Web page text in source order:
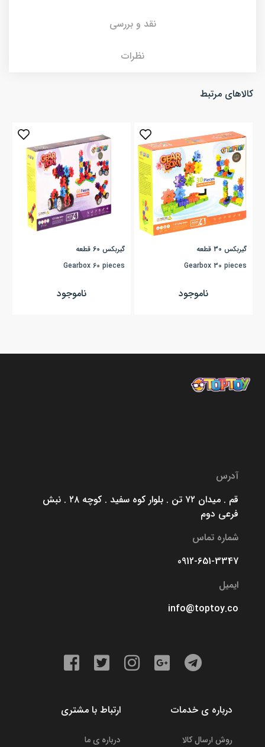
نقد و بررسی
نظرات
کالاهای مرتبط
گیربکس 30 قطعه
Gearbox 30 pieces
ناموجود
گیربکس 60 قطعه
Gearbox 60 pieces
ناموجود
آدرس
قم . میدان ۷۲ تن . بلوار کوه سفید . کوچه ۲۸ . نبش
فرعی دوم
شماره تماس
0912-651-3347
ایمیل
info@toptoy.co
درباره ی خدمات
روش ارسال کالا
ارتباط با مشتری
درباره ی ما